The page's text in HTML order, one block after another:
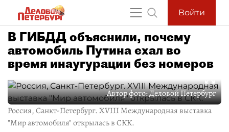
Войти
В ГИБДД объяснили, почему
автомобиль Путина ехал во
время инаугурации без номеров
Автор фото:Деловой Петербург
Россия, Санкт-Петербург. XVIII Международная выставка
"Мир автомобиля" открылась в СКК.